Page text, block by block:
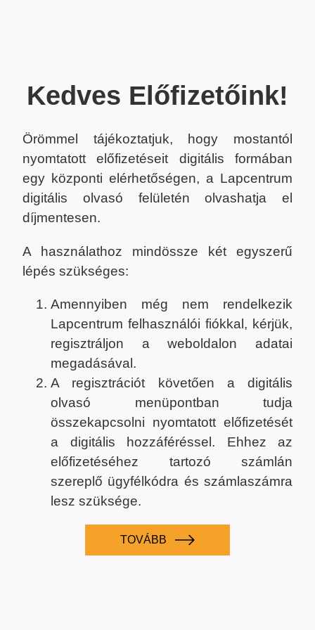
Kedves Előfizetőink!
Örömmel tájékoztatjuk, hogy mostantól
nyomtatott előfizetéseit digitális formában
egy központi elérhetőségen, a Lapcentrum
digitális olvasó felületén olvashatja el
díjmentesen.
A használathoz mindössze két egyszerű
lépés szükséges:
Amennyiben még nem rendelkezik
Lapcentrum felhasználói fiókkal, kérjük,
regisztráljon a weboldalon adatai
megadásával.
A regisztrációt követően a digitális
olvasó menüpontban tudja
összekapcsolni nyomtatott előfizetését
a digitális hozzáféréssel. Ehhez az
előfizetéséhez tartozó számlán
szereplő ügyfélkódra és számlaszámra
lesz szüksége.
TOVÁBB